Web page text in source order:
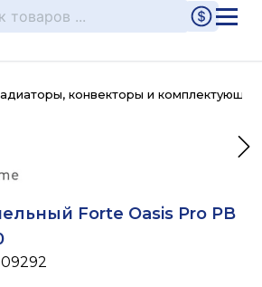
конвекторы и комплектующие
Forte Oasis Pro PB